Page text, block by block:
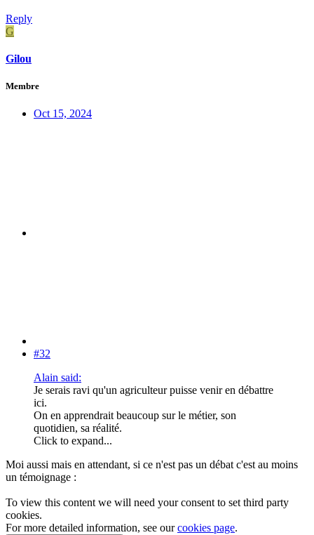
Reply
G
Gilou
Membre
Oct 15, 2024
#32
Alain said:
Je serais ravi qu'un agriculteur puisse venir en débattre
ici.
On en apprendrait beaucoup sur le métier, son
quotidien, sa réalité.
Click to expand...
Moi aussi mais en attendant, si ce n'est pas un débat c'est au moins
un témoignage :
To view this content we will need your consent to set third party
cookies.
For more detailed information, see ourcookies page.